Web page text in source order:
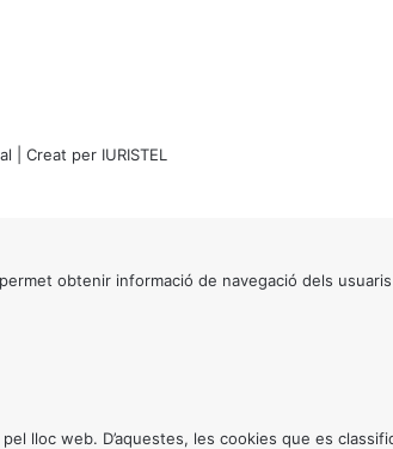
| Creat per IURISTEL
obtenir informació de navegació dels
lloc web. D’aquestes, les cookies que es